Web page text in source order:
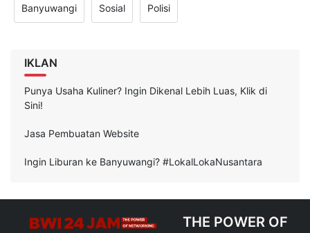
Banyuwangi Sosial Polisi
IKLAN
Punya Usaha Kuliner? Ingin Dikenal Lebih Luas, Klik di
Sini!
Jasa Pembuatan Website
Ingin Liburan ke Banyuwangi? #LokalLokaNusantara
THE POWER OF